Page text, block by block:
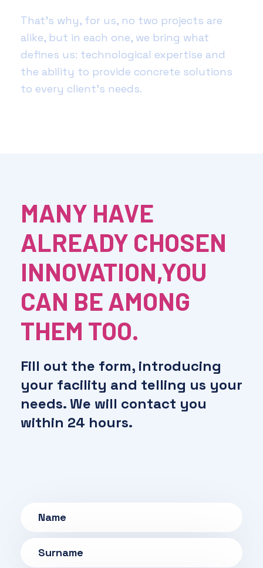
That’s why, for us, no two projects are
alike, but in each one, we bring what
defines us: technological expertise and
the ability to provide concrete solutions
to every client’s needs.
MANY HAVE
ALREADY CHOSEN
INNOVATION,YOU
CAN BE AMONG
THEM TOO.
Fill out the form, introducing
your facility and telling us your
needs.We will contact you
within 24 hours.